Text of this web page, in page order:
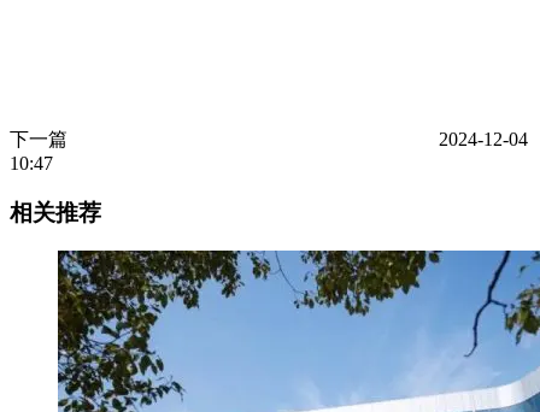
下一篇
2024-12-04
10:47
相关推荐